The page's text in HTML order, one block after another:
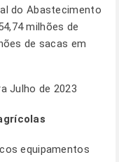
do Abastecimento
milhões de
de sacas em
Julho de 2023
equipamentos